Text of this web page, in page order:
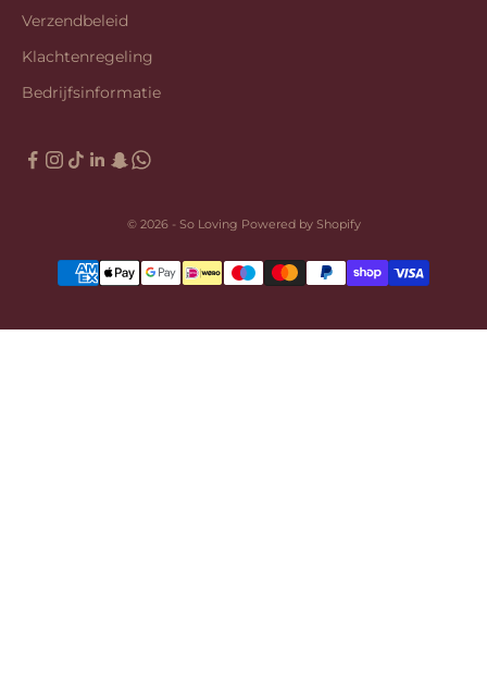
Verzendbeleid
Klachtenregeling
Bedrijfsinformatie
© 2026 - So Loving Powered by Shopify